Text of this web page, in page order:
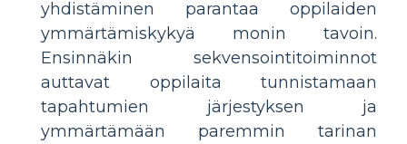
yhdistäminen parantaa oppilaiden
ymmärtämiskykyä monin tavoin.
Ensinnäkin sekvensointitoiminnot
auttavat oppilaita tunnistamaan
tapahtumien järjestyksen ja
ymmärtämään paremmin tarinan